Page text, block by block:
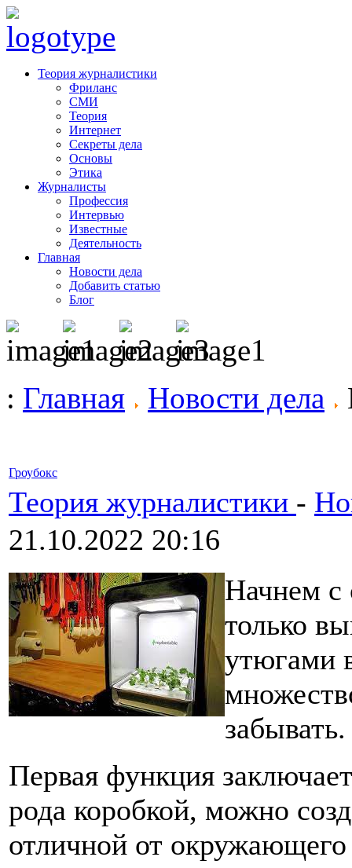
Теория журналистики
Фриланс
СМИ
Теория
Интернет
Секреты дела
Основы
Этика
Журналисты
Профессия
Интервью
Известные
Деятельность
Главная
Новости дела
Добавить статью
Блог
: Главная Новости дела
Гроубокс
Теория журналистики -
21.10.2022 20:16
Начнем с
только
утюгами
забывать.
Первая функция
рода коробкой, можно
отличной от